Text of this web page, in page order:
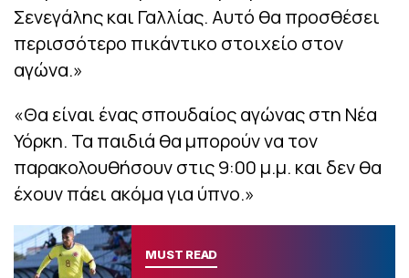
Σενεγάλης και Γαλλίας. Αυτό θα προσθέσει
περισσότερο πικάντικο στοιχείο στον
αγώνα.»
«Θα είναι ένας σπουδαίος αγώνας στη Νέα
Υόρκη. Τα παιδιά θα μπορούν να τον
παρακολουθήσουν στις 9:00 μ.μ. και δεν θα
έχουν πάει ακόμα για ύπνο.»
MUST READ